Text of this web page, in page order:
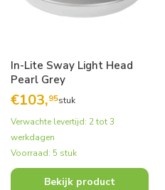
In-Lite Sway Light Head
Pearl Grey
€103,95stuk
Verwachte levertijd: 2 tot 3
werkdagen
Voorraad: 5 stuk
Bekijk product